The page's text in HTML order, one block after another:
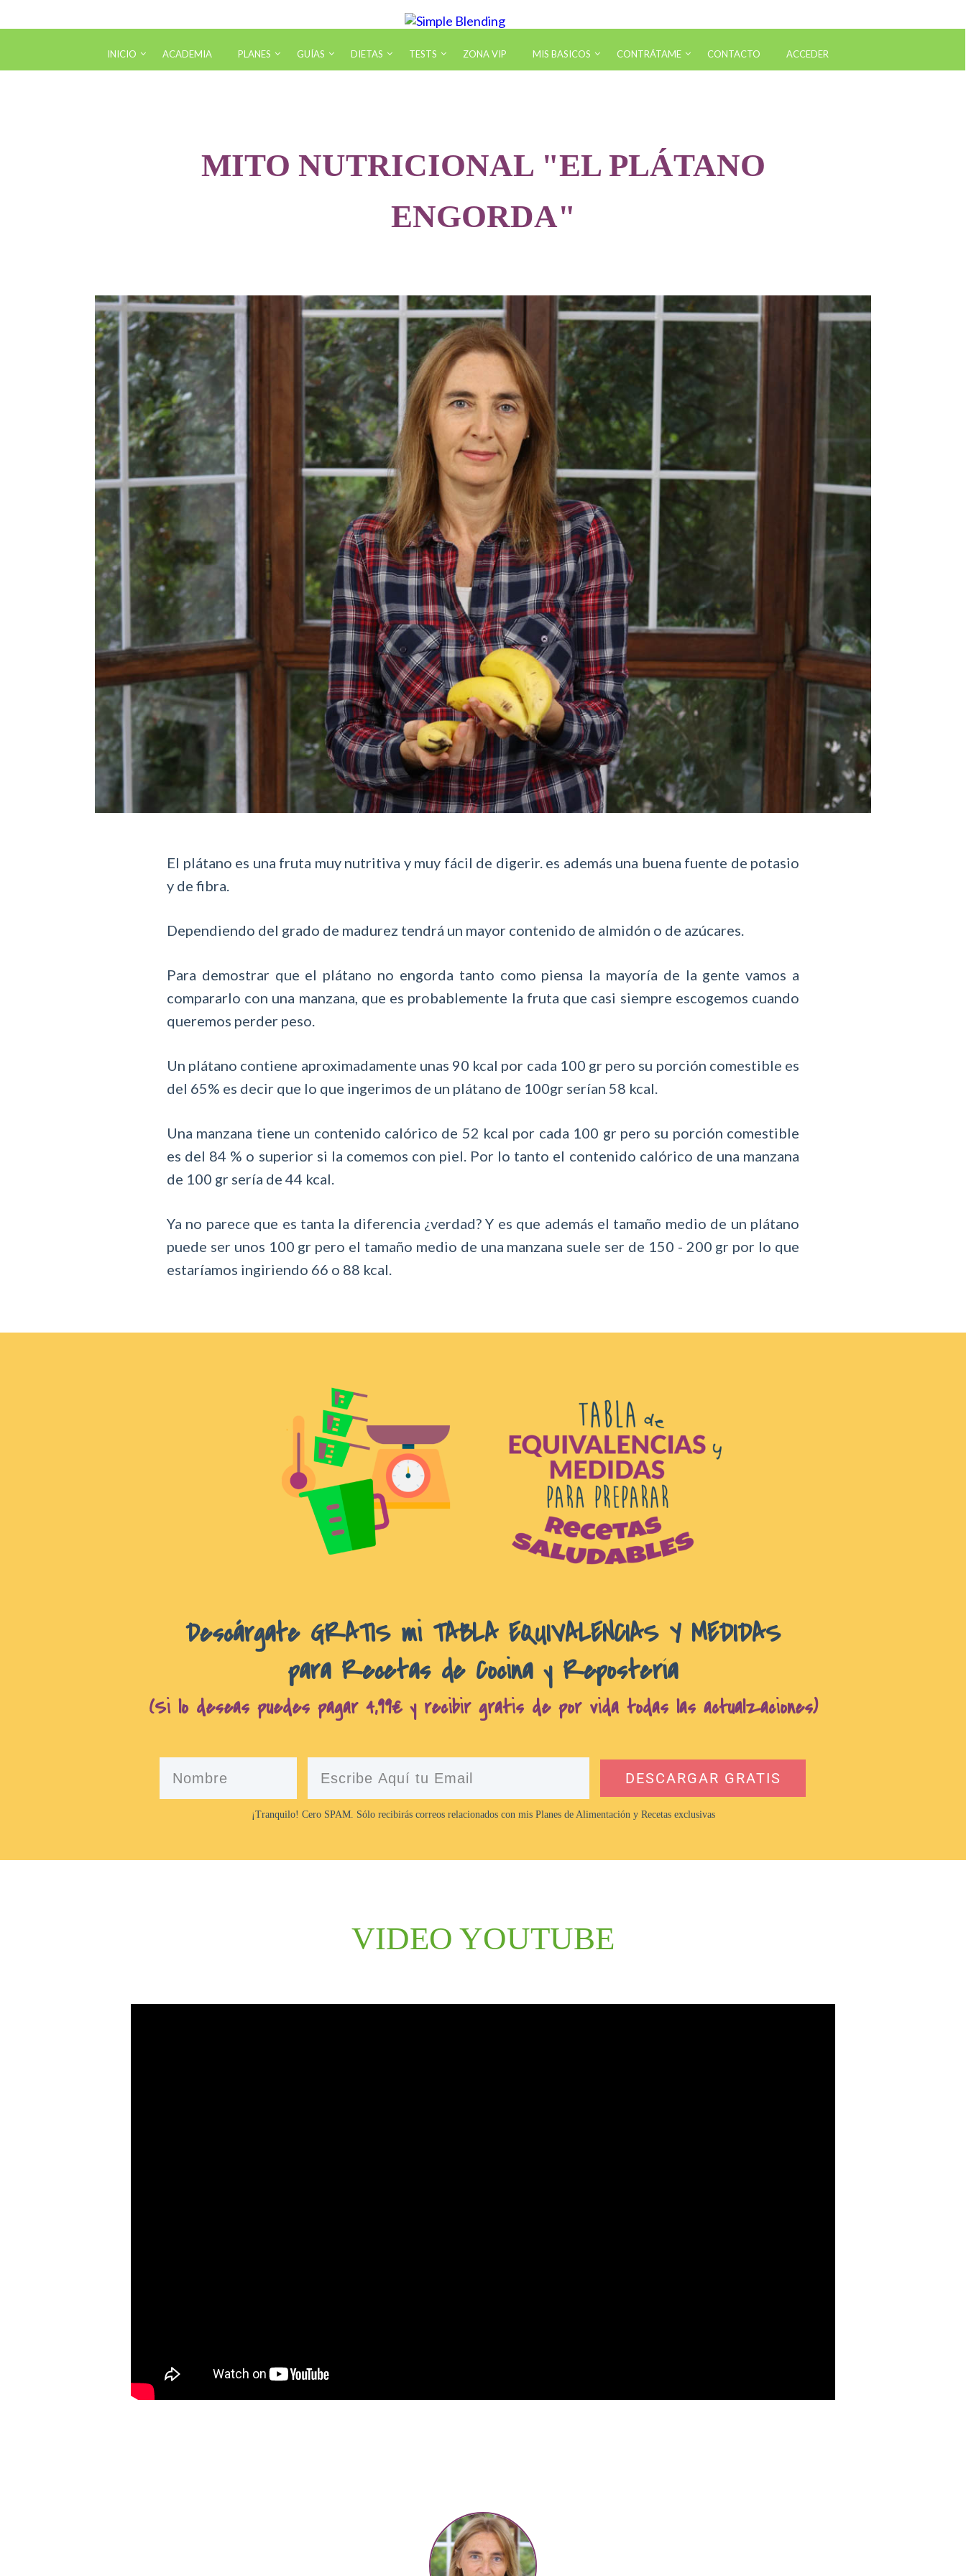
INICIO
Tabla Equivalencias y Medidas
ACADEMIA PLANES GUÍAS DIETAS TESTS
Test Genético Rendimiento Deportivo
Test Genético Farmacología
Test Genético Riesgo Cardiovascular
Test Genético Diabetes
ZONA VIP MIS BASICOS CONTRÁTAME CONTACTO ACCEDER
MITO NUTRICIONAL "EL PLÁTANO
ENGORDA"
El plátano es una fruta muy nutritiva y muy fácil de digerir. es además una buena fuente de potasio
y de fibra.
Dependiendo del grado de madurez tendrá un mayor contenido de almidón o de azúcares.
Para demostrar que el plátano no engorda tanto como piensa la mayoría de la gente vamos a
compararlo con una manzana, que es probablemente la fruta que casi siempre escogemos cuando
queremos perder peso.
Un plátano contiene aproximadamente unas 90 kcal por cada 100 gr pero su porción comestible es
del 65% es decir que lo que ingerimos de un plátano de 100gr serían 58 kcal.
Una manzana tiene un contenido calórico de 52 kcal por cada 100 gr pero su porción comestible
es del 84 % o superior si la comemos con piel. Por lo tanto el contenido calórico de una manzana
de 100 gr sería de 44 kcal.
Ya no parece que es tanta la diferencia ¿verdad? Y es que además el tamaño medio de un plátano
puede ser unos 100 gr pero el tamaño medio de una manzana suele ser de 150 - 200 gr por lo que
estaríamos ingiriendo 66 o 88 kcal.
Descárgate GRATIS mi TABLA EQUIVALENCIAS Y MEDIDAS
para Recetas de Cocina y Repostería
(Si lo deseas puedes pagar 4,99€ y recibir gratis de por vida todas las actualzaciones)
DESCARGAR GRATIS
¡Tranquilo! Cero SPAM. Sólo recibirás correos relacionados con mis Planes de Alimentación y Recetas exclusivas
VIDEO YOUTUBE